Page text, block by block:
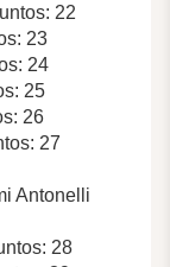
22
23
24
25
26
27
Antonelli
28